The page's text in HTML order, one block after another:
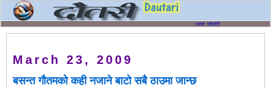
March 23, 2009
बसन्त गौतमको कही नजाने बाटो सबै ठाउमा जान्छ